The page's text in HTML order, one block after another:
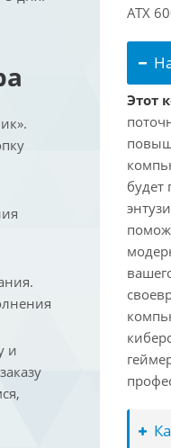
и
ATX
Этот
будет